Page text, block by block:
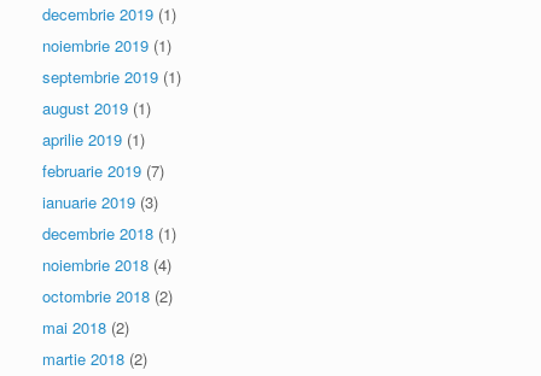
decembrie 2019 (1)
noiembrie 2019 (1)
septembrie 2019 (1)
august 2019 (1)
aprilie 2019 (1)
februarie 2019 (7)
ianuarie 2019 (3)
decembrie 2018 (1)
noiembrie 2018 (4)
octombrie 2018 (2)
mai 2018 (2)
martie 2018 (2)